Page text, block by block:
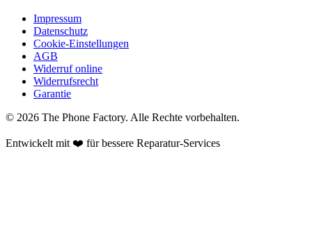
Impressum
Datenschutz
Cookie-Einstellungen
AGB
Widerruf online
Widerrufsrecht
Garantie
© 2026 The Phone Factory. Alle Rechte vorbehalten.
Entwickelt mit ❤️ für bessere Reparatur-Services